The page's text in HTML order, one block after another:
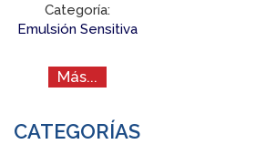
Categoría:
Emulsión Sensitiva
Más...
CATEGORÍAS